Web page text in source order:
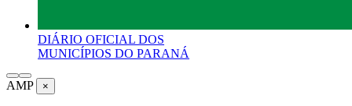
DIÁRIO OFICIAL DOS
MUNICÍPIOS DO PARANÁ
AMP ×